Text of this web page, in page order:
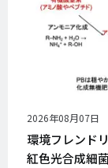
公
開
日
2026年08月07日
環境フレンド
紅色光合成細